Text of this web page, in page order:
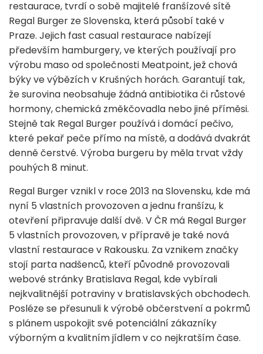
restaurace, tvrdí o sobě majitelé franšízové sítě
Regal Burger ze Slovenska, která působí také v
Praze. Jejich fast casual restaurace nabízejí
především hamburgery, ve kterých používají pro
výrobu maso od společnosti Meatpoint, jež chová
býky ve výbězích v Krušných horách. Garantují tak,
že surovina neobsahuje žádná antibiotika či růstové
hormony, chemická změkčovadla nebo jiné příměsi.
Stejně tak Regal Burger používá i domácí pečivo,
které pekař peče přímo na místě, a dodává dvakrát
denně čerstvé. Výroba burgeru by měla trvat vždy
pouhých 8 minut.
Regal Burger vznikl v roce 2013 na Slovensku, kde má
nyní 5 vlastních provozoven a jednu franšízu, k
otevření připravuje další dvě. V ČR má Regal Burger
5 vlastních provozoven, v přípravě je také nová
vlastní restaurace v Rakousku. Za vznikem značky
stojí parta nadšenců, kteří původně provozovali
webové stránky Bratislava Regal, kde vybírali
nejkvalitnější potraviny v bratislavských obchodech.
Posléze se přesunuli k výrobě občerstvení a pokrmů
s plánem uspokojit své potenciální zákazníky
výborným a kvalitním jídlem v co nejkratším čase.